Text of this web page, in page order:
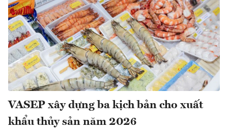
VASEP xây dựng ba kịch bản cho xuất
khẩu thủy sản năm 2026